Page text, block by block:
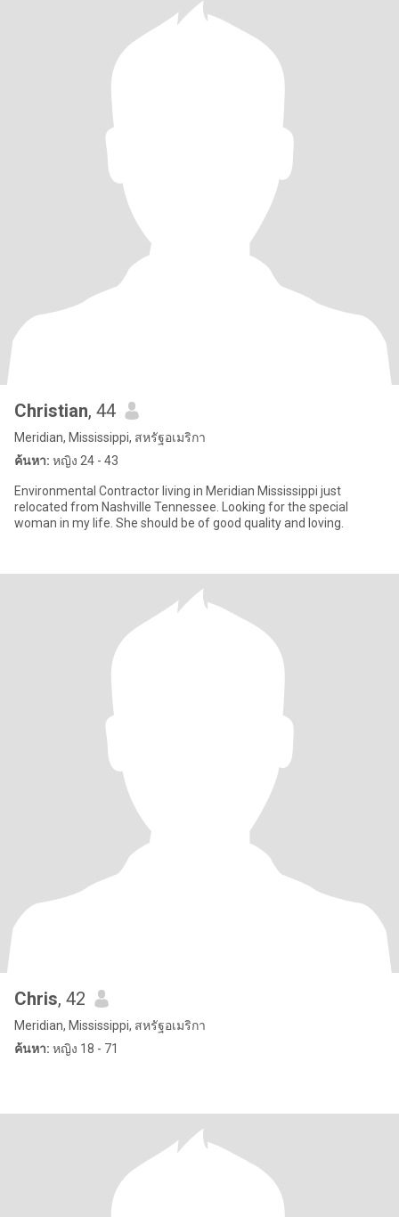
Christian, 44
Meridian, Mississippi, สหรัฐอเมริกา
ค้นหา: หญิง 24 - 43
Environmental Contractor living in Meridian Mississippi just
relocated from Nashville Tennessee. Looking for the special
woman in my life. She should be of good quality and loving.
Chris, 42
Meridian, Mississippi, สหรัฐอเมริกา
ค้นหา: หญิง 18 - 71